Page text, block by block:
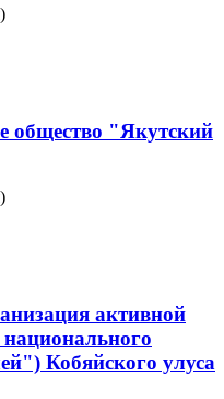
общество "Якутский
активной
Кобяйского улуса